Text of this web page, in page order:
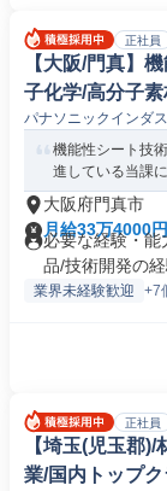
正社員
【大阪/門真】
子化学/高分子
パナソニックインダ
機能性シート技
進している当課
大阪府門真市
月給33万4000
必要な経験・能
品/技術開発の経
業界未経験歓迎 +7
正社員
【埼玉(児玉郡
業/国内トップ